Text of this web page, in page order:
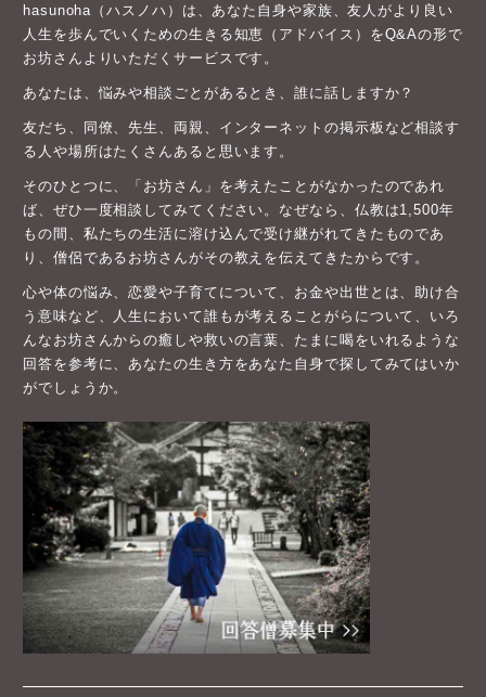
hasunoha（ハスノハ）は、あなた自身や家族、友人がより良い
人生を歩んでいくための生きる知恵（アドバイス）をQ&Aの形で
お坊さんよりいただくサービスです。
あなたは、悩みや相談ごとがあるとき、誰に話しますか？
友だち、同僚、先生、両親、インターネットの掲示板など相談す
る人や場所はたくさんあると思います。
そのひとつに、「お坊さん」を考えたことがなかったのであれ
ば、ぜひ一度相談してみてください。なぜなら、仏教は1,500年
もの間、私たちの生活に溶け込んで受け継がれてきたものであ
り、僧侶であるお坊さんがその教えを伝えてきたからです。
心や体の悩み、恋愛や子育てについて、お金や出世とは、助け合
う意味など、人生において誰もが考えることがらについて、いろ
んなお坊さんからの癒しや救いの言葉、たまに喝をいれるような
回答を参考に、あなたの生き方をあなた自身で探してみてはいか
がでしょうか。